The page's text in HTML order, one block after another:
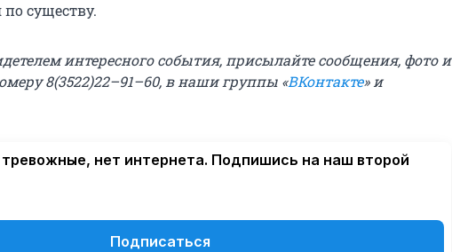
существу.
интересного события, присылайте сообщения, фото и
8(3522)22–91–60, в наши группы «ВКонтакте» и
нет интернета. Подпишись на наш второй
Подписаться